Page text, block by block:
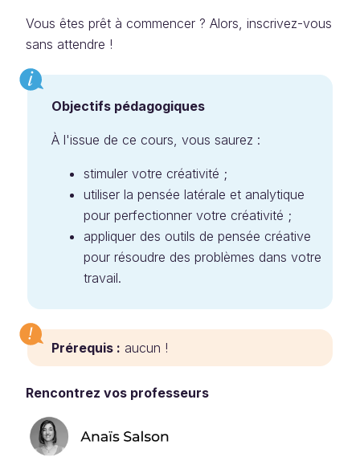
Vous êtes prêt à commencer ? Alors, inscrivez-vous
sans attendre !
Objectifs pédagogiques
À l'issue de ce cours, vous saurez :
stimuler votre créativité ;
utiliser la pensée latérale et analytique
pour perfectionner votre créativité ;
appliquer des outils de pensée créative
pour résoudre des problèmes dans votre
travail.
Prérequis : aucun !
Rencontrez vos professeurs